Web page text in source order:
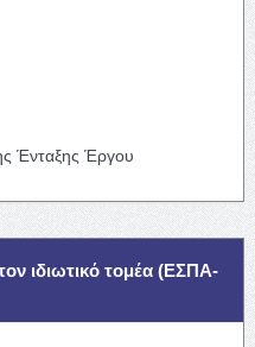
Ένταξης Έργου
ιδιωτικό τομέα (ΕΣΠΑ-